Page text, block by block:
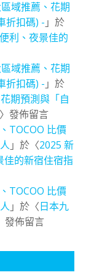
域推薦、花期
折扣碼) - 」於
利、夜景佳的
域推薦、花期
折扣碼) - 」於
期預測與「自
〉發佈留言
TOCOO 比價
」於〈2025 新
佳的新宿住宿指
TOCOO 比價
」於〈日本九
發佈留言